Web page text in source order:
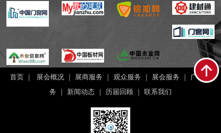
首页｜ 展会概况｜ 展商服务 ｜ 观众服务 ｜ 展会服务 ｜
广告服
务 ｜ 新闻动态｜ 历届回顾｜ 联系我们